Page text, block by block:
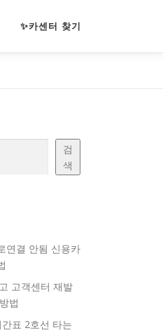
✨카센터 찾기
검
색
연결 안됨 신용카
고객센터 재발
법
표 2호선 타는